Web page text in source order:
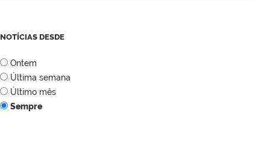
NOTÍCIAS DESDE
Ontem
Última semana
Último mês
Sempre